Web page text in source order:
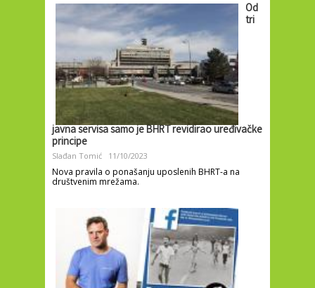
Od
tri
javna servisa samo je BHRT revidirao uređivačke
principe
Slađan Tomić 11/10/2023
Nova pravila o ponašanju uposlenih BHRT-a na
društvenim mrežama.